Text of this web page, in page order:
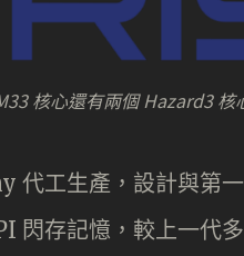
核心還有兩個 Hazard3
代工生產，設計與第
閃存記憶，較上一代